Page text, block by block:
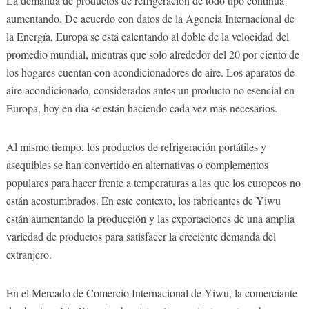
aumentando. De acuerdo con datos de la Agencia Internacional de
la Energía, Europa se está calentando al doble de la velocidad del
promedio mundial, mientras que solo alrededor del 20 por ciento de
los hogares cuentan con acondicionadores de aire. Los aparatos de
aire acondicionado, considerados antes un producto no esencial en
Europa, hoy en día se están haciendo cada vez más necesarios.
Al mismo tiempo, los productos de refrigeración portátiles y
asequibles se han convertido en alternativas o complementos
populares para hacer frente a temperaturas a las que los europeos no
están acostumbrados. En este contexto, los fabricantes de Yiwu
están aumentando la producción y las exportaciones de una amplia
variedad de productos para satisfacer la creciente demanda del
extranjero.
En el Mercado de Comercio Internacional de Yiwu, la comerciante